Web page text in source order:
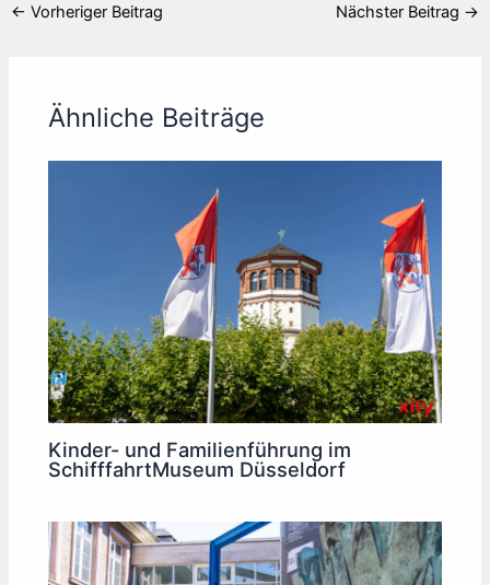
← Vorheriger Beitrag Nächster Beitrag →
Ähnliche Beiträge
Kinder- und Familienführung im
SchifffahrtMuseum Düsseldorf